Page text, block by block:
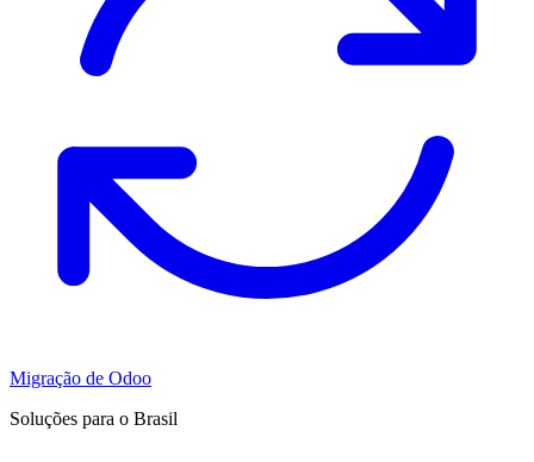
Migração de Odoo
Soluções para o Brasil